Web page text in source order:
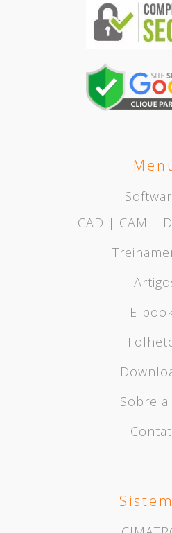
CAD | CAM |
E-
Sobre a